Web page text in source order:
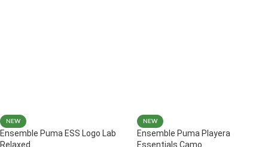
NEW
Ensemble Puma ESS Logo Lab
Relaxed
NEW
Ensemble Puma Playera
Essentials Camo